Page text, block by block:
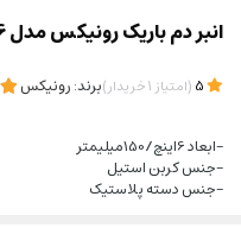
انبر دم باریک رونیکس مدل RH-1366 سایز 6 اینچ
(امتیاز 1خریدار)برند:رونیکس
-ابعاد 6اینچ/150میلیمتر
-جنس کربن استیل
-جنس دسته پلاستیک